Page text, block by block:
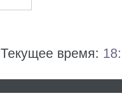
Текущее время: